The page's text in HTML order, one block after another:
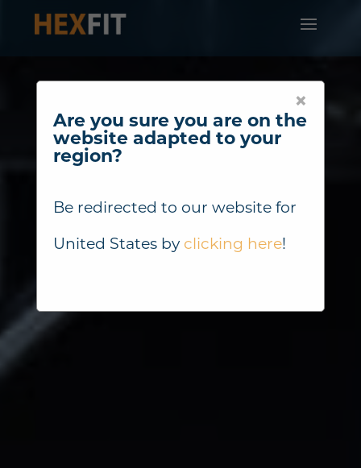
×
Are you sure you are on the
website adapted to your
region?
Be redirected to our website for
United Statesby clicking here!